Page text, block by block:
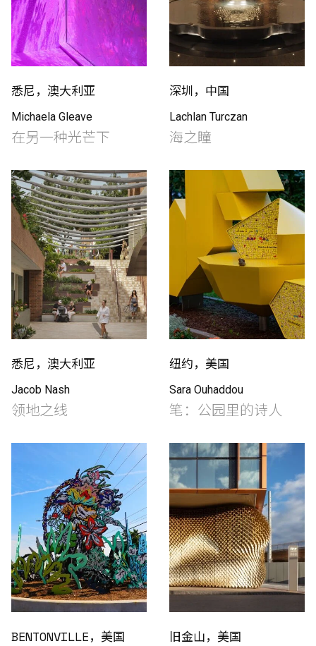
悉尼，澳大利亚
Michaela Gleave
在另一种光芒下
深圳，中国
Lachlan Turczan
海之瞳
悉尼，澳大利亚
Jacob Nash
领地之线
纽约，美国
Sara Ouhaddou
笔：公园里的诗人
BENTONVILLE，美国 旧金山，美国